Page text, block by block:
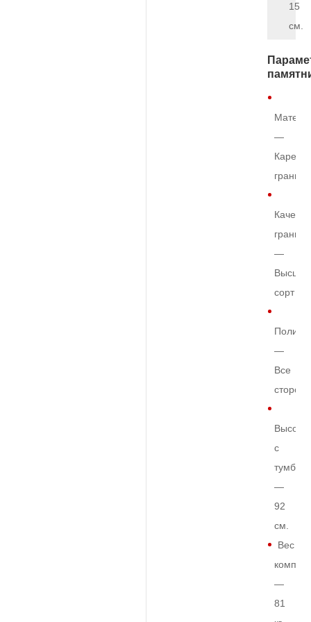
15
см.
—
гранит
гранита
—
Высший
сорт
—
Все
Высота
с
тумбой
—
92
см.
Вес
—
81